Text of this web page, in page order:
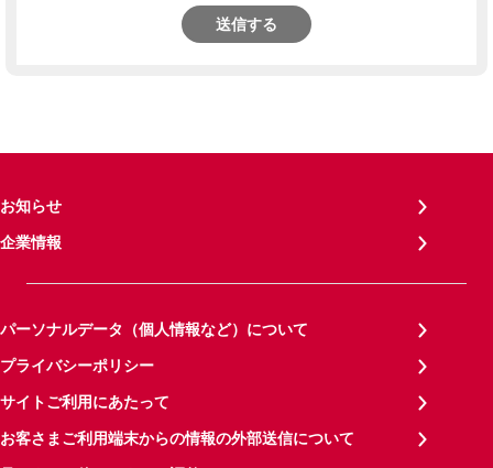
送信する
お知らせ
企業情報
パーソナルデータ（個人情報など）について
プライバシーポリシー
サイトご利用にあたって
お客さまご利用端末からの情報の外部送信について